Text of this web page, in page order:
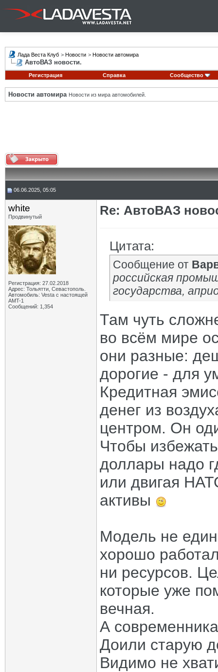
Лада Веста Клуб > Новости > Новости автомира
АвтоВАЗ новости.
Регистрация Справка Сообщество
Новости автомира Новости из мира автомобилей.
06.06.2025, 05:05
white
Продвинутый
Регистрация: 27.02.2018
Адрес: Тольятти, Севастополь.
Автомобиль: Vesta с настоящей
AMT-1
Сообщений: 1,354
Re: АвтоВАЗ
Цитата:
Сообщение от
российская
государства,
Там чуть
во всём мире
они разные:
дорогие - для
Кредитная
денег из
центром. Он
Чтобы
доллары надо
или двигая
активы
Модель не
хорошо
ни ресурсов.
которые уже
вечная.
А
Доили старую
Видимо не